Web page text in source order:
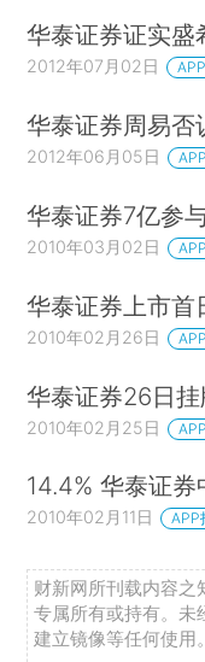
华泰证券证实盛
2012年07月02日
华泰证券周易否
2012年06月05日
华泰证券7亿参
2010年03月02日
华泰证券上市首
2010年02月26日
华泰证券26日
2010年02月25日
14.4% 华泰证
2010年02月11日 APP
财新网所刊载内容之
专属所有或持有。未
建立镜像等任何使用。